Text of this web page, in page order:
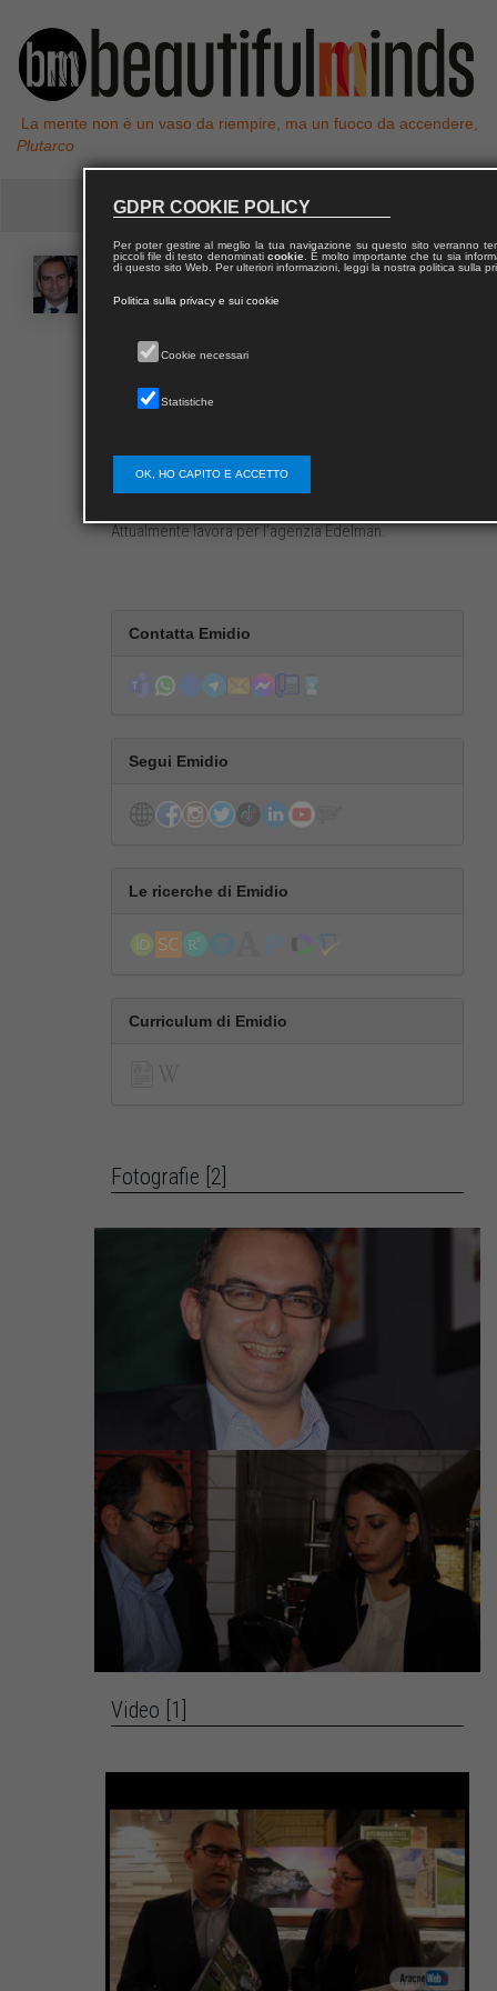
La mente non è un vaso da riempire, ma un fuoco da accendere,
Plutarco
EmidioPICCIONE
Emidio Piccione è un consulente in ambito
comunicazione corporate e public affairs.
Dopo la laurea in Scienze Politiche, frequenta nel
2001/2002 il Master in marketing e comunicazione
agenzie di comunicazione Bonaparte48 e Weber
Shandwick, oltre a gestire proogetti di
Attualmente lavora per l’agenzia Edelman.
Contatta Emidio
Segui Emidio
Le ricerche di Emidio
Curriculum di Emidio
Fotografie [2]
Video [1]
GDPR COOKIE POLICY
Per poter gestire al meglio la tua navigazione su questo sito verranno
piccoli file di testo denominati cookie. È molto importante che tu sia
di questo sito Web. Per ulteriori informazioni, leggi la nostra politica sulla
Politica sulla privacy e sui cookie
Cookie necessari
Statistiche
OK, HO CAPITO E ACCETTO